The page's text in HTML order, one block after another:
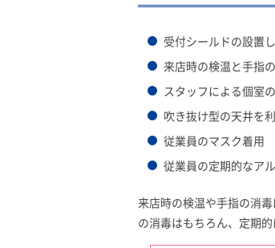
受付シールドの設置
来店時の検温と手指
スタッフによる個室
吹き抜け型の天井を
従業員のマスク着用
従業員の定期的なア
来店時の検温や手指の消
の消毒はもちろん、定期